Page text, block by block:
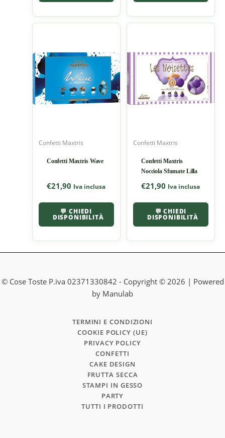
Confetti Maxtris
Confetti Maxtris Wave
€21,90 Iva inclusa
💬 CHIEDI
DISPONIBILITÀ
Confetti Maxtris
Confetti Maxtris
Nocciola Sfumate Lilla
€21,90 Iva inclusa
💬 CHIEDI
DISPONIBILITÀ
© Cose Toste P.iva 02371330842 - Copyright © 2026 | Powered
by Manulab
TERMINI E CONDIZIONI
COOKIE POLICY (UE)
PRIVACY POLICY
CONFETTI
CAKE DESIGN
FRUTTA SECCA
STAMPI IN GESSO
PARTY
TUTTI I PRODOTTI